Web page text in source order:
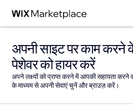
अपनी साइट पर काम करने
पेशेवर को हायर करें
अपने लक्ष्यों को प्राप्त करने में आपकी सहायता
के माध्यम से अपनी सेवाएं चुनें और ब्राउज़ करें।